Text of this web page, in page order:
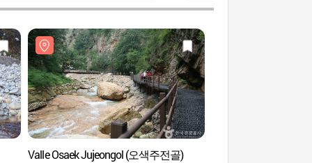
Valle Osaek Jujeongol (오색주전골)